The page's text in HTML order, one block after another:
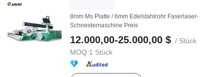
8mm Ms Platte / 6mm Edelstahlrohr Faserlaser-
Schneidemaschine Preis
12.000,00-25.000,00 $ / Stück
MOQ:1 Stück